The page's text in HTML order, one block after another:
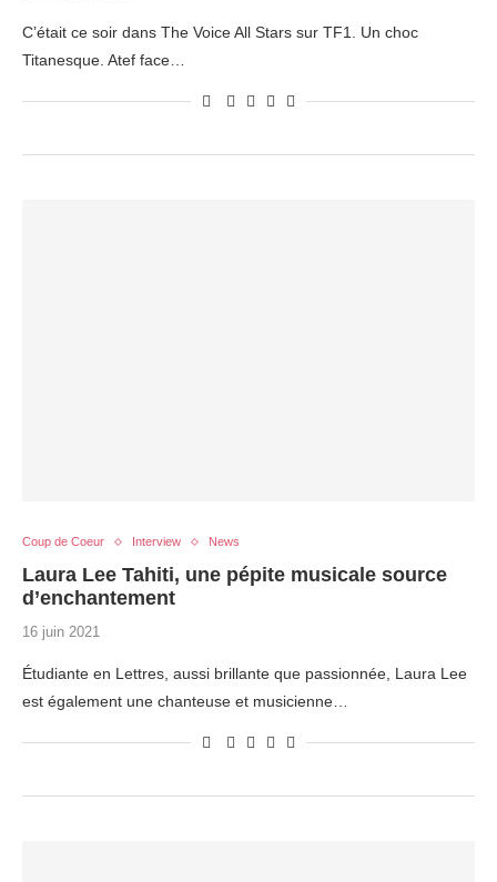
C’était ce soir dans The Voice All Stars sur TF1. Un choc
Titanesque. Atef face…
Coup de Coeur Interview News
Laura Lee Tahiti, une pépite musicale source
d’enchantement
16 juin 2021
Étudiante en Lettres, aussi brillante que passionnée, Laura Lee
est également une chanteuse et musicienne…